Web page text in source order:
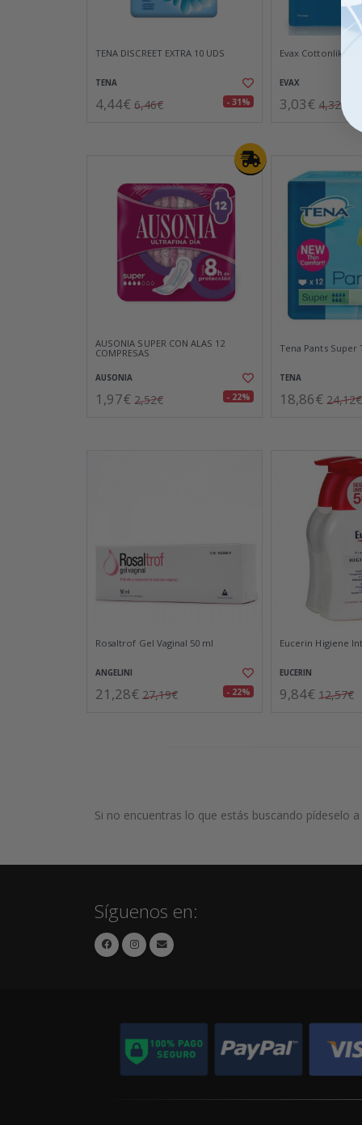
TENA DISCREET EXTRA 10 UDS
TENA
4,44€ 6,46€ - 31%
Evax Cottonlike
EVAX
3,03€ 4,32€
AUSONIA SUPER CON ALAS 12
COMPRESAS
AUSONIA
1,97€ 2,52€ - 22%
Tena Pants Super
TENA
18,86€ 24,12€
Rosaltrof Gel Vaginal 50 ml
ANGELINI
21,28€ 27,19€ - 22%
Eucerin Higiene
EUCERIN
9,84€ 12,57€
Si no encuentras lo que estás buscando pídeselo
Síguenos en: